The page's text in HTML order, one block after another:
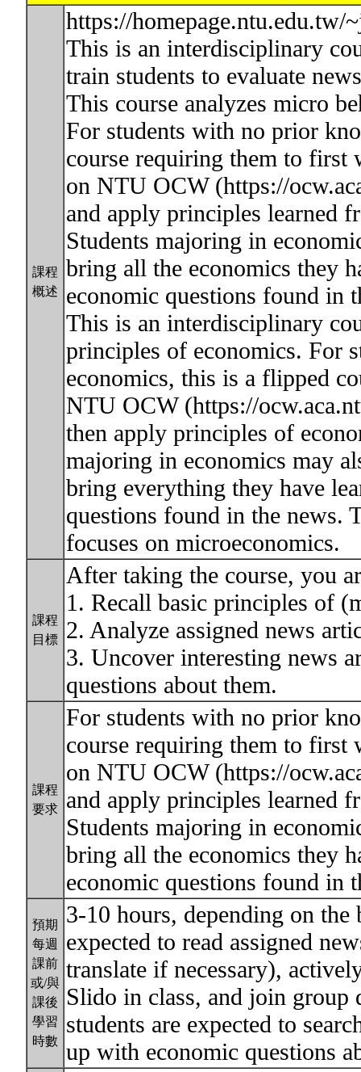
課程
概述
https://homepage.ntu.edu.tw/
This is an interdisciplinary
train students to evaluate
This course analyzes micro
For students with no prior
course requiring them to first
on NTU OCW (https://
and apply principles learned
Students majoring in
bring all the economics they
economic questions found in
This is an interdisciplinary
principles of economics. For
economics, this is a flipped
NTU OCW (https://
then apply principles of
majoring in economics may
bring everything they have
questions found in the news.
focuses on microeconomics.
課程
目標
After taking the course, you
1. Recall basic principles of
2. Analyze assigned news
3. Uncover interesting news
questions about them.
課程
要求
For students with no prior
course requiring them to first
on NTU OCW (https://
and apply principles learned
Students majoring in
bring all the economics they
economic questions found in
預期
每週
課前
或/與
課後
學習
時數
3-10 hours, depending on the
expected to read assigned
translate if necessary),
Slido in class, and join group
students are expected to
up with economic questions